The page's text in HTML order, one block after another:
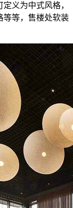
义为中式风格，
等等，售楼处软装